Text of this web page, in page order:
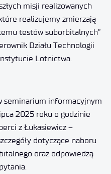
misji realizowanych
realizujemy zmierzają
testów suborbitalnych”
Działu Technologii
Lotnictwa.
seminarium informacyjnym
2025 roku o godzinie
z Łukasiewicz –
dotyczące naboru
oraz odpowiedzą